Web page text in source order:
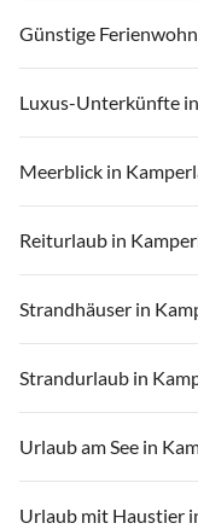
Günstige
Luxus-Unterkünfte
Meerblick in
Reiturlaub in
Strandhäuser in
Strandurlaub in
Urlaub am See in
Urlaub mit Haustier